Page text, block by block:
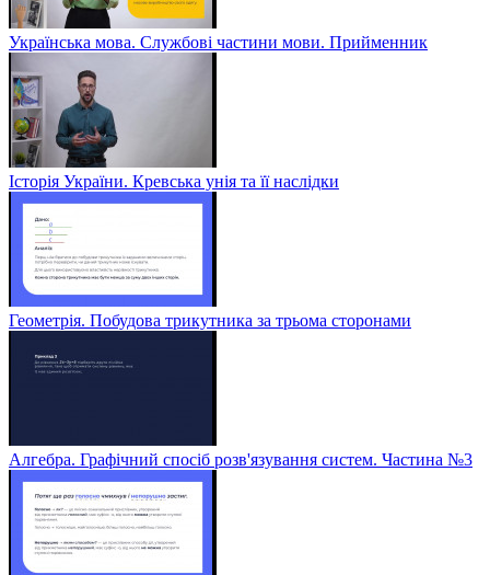
Українська мова. Службові частини мови. Прийменник
Історія України. Кревська унія та її наслідки
Геометрія. Побудова трикутника за трьома сторонами
Алгебра. Графічний спосіб розв'язування систем. Частина №3